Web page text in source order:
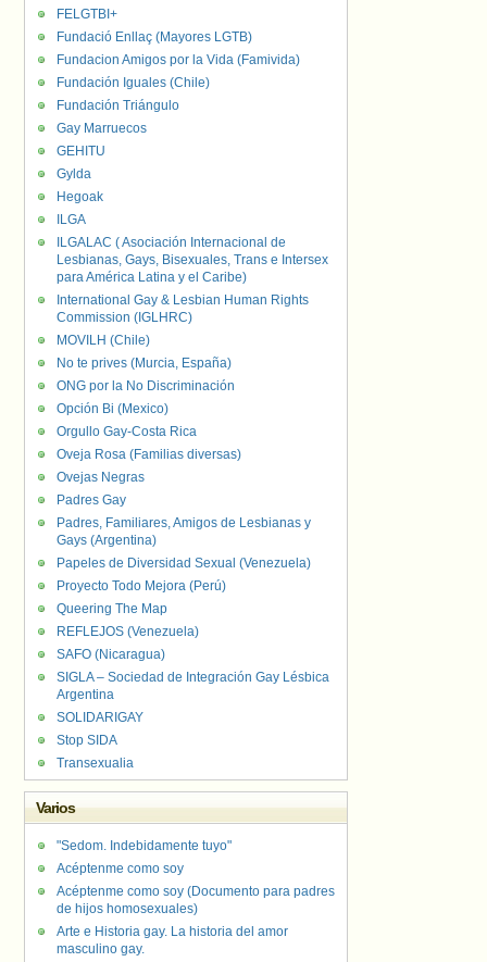
FELGTBI+
Fundació Enllaç (Mayores LGTB)
Fundacion Amigos por la Vida (Famivida)
Fundación Iguales (Chile)
Fundación Triángulo
Gay Marruecos
GEHITU
Gylda
Hegoak
ILGA
ILGALAC ( Asociación Internacional de
Lesbianas, Gays, Bisexuales, Trans e Intersex
para América Latina y el Caribe)
International Gay & Lesbian Human Rights
Commission (IGLHRC)
MOVILH (Chile)
No te prives (Murcia, España)
ONG por la No Discriminación
Opción Bi (Mexico)
Orgullo Gay-Costa Rica
Oveja Rosa (Familias diversas)
Ovejas Negras
Padres Gay
Padres, Familiares, Amigos de Lesbianas y
Gays (Argentina)
Papeles de Diversidad Sexual (Venezuela)
Proyecto Todo Mejora (Perú)
Queering The Map
REFLEJOS (Venezuela)
SAFO (Nicaragua)
SIGLA – Sociedad de Integración Gay Lésbica
Argentina
SOLIDARIGAY
Stop SIDA
Transexualia
Varios
"Sedom. Indebidamente tuyo"
Acéptenme como soy
Acéptenme como soy (Documento para padres
de hijos homosexuales)
Arte e Historia gay. La historia del amor
masculino gay.